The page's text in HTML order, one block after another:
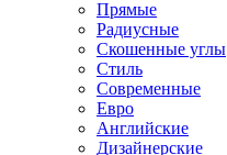
Прямые
Радиусные
Скошенные углы
Стиль
Современные
Евро
Английские
Дизайнерские